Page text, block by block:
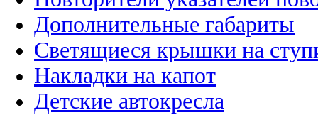
Дополнительные габариты
Светящиеся крышки на
Накладки на капот
Детские автокресла